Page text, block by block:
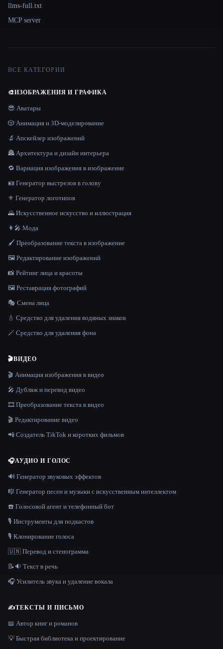
llms-full.txt
MCP server
ВСЕ КАТЕГОРИИ
🎨ИЗОБРАЖЕНИЯ И ГРАФИКА
😎 Аватары
🎲 Анимация и 3D-моделирование
🔬 Апскейлер изображений
🏯 Архитектура и дизайн интерьера
🔁 Вариация изображения в изображение
🪪 Генератор выстрелов в голову
⚜️ Генератор логотипов
🌄 Искусственное искусство и иллюстрация
👩‍🎤 Мода
🖌️ Преобразование текста в изображение
🖼️ Редактирование изображений
📸 Рейтинг лица и красоты
🖼️ Реставрация фотографий
🎭 Смена лица
💧 Средство для удаления водяных знаков
🪄 Средство для удаления фона
🎬ВИДЕО
🎬 Анимация изображения в видео
🎤 Дубляж и перевод видео
🎞️ Преобразование текста в видео
🎬 Редактирование видео
📲 Создатель TikTok и коротких фильмов
🎧АУДИО И ГОЛОС
🔊 Генератор звуковых эффектов
🎼 Генератор песен и музыки с искусственным интеллектом
☎️ Голосовой агент и телефонный бот
🎙️ Инструменты для подкастов
🎙️ Клонирование голоса
🇺🇳 Перевод и стенограмма
📝🔉 Текст в речь
🎧 Усилитель звука и удаление вокала
✍️ТЕКСТЫ И ПИСЬМО
📖 Автор книг и романов
💡 Быстрая библиотека и проектирование